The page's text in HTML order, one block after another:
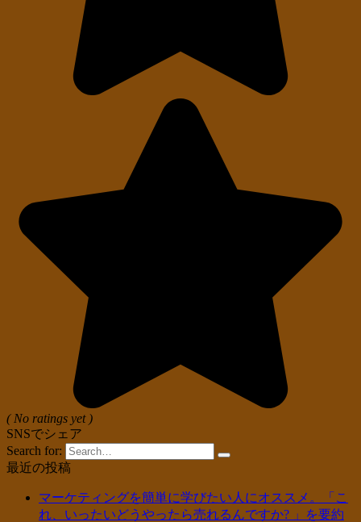
( No ratings yet )
SNSでシェア
Search for:
最近の投稿
マーケティングを簡単に学びたい人にオススメ。「こ
れ、いったいどうやったら売れるんですか? 」を要約